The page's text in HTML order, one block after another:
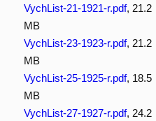
VychList-21-1921-r.pdf, 21.2
MB
VychList-23-1923-r.pdf, 21.2
MB
VychList-25-1925-r.pdf, 18.5
MB
VychList-27-1927-r.pdf, 24.2